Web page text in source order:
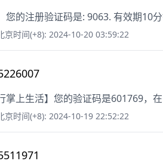
您的注册验证码是: 9063. 有效期10
京时间(+8): 2024-10-20 03:59:22
掌上生活】您的验证码是601769，
京时间(+8): 2024-10-19 22:52:22